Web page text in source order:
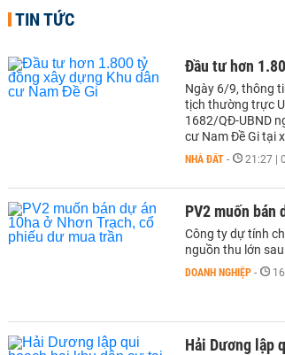
TIN TỨC
Đầu tư hơn
Ngày 6/9, thông
tịch thường trực
1682/QĐ-UBND
cư Nam Đề Gi tại
NHÀ ĐẤT - 21:27 |
PV2 muốn bán
Công ty dự tính
nguồn thu lớn
DOANH NGHIỆP -
Hải Dương lập